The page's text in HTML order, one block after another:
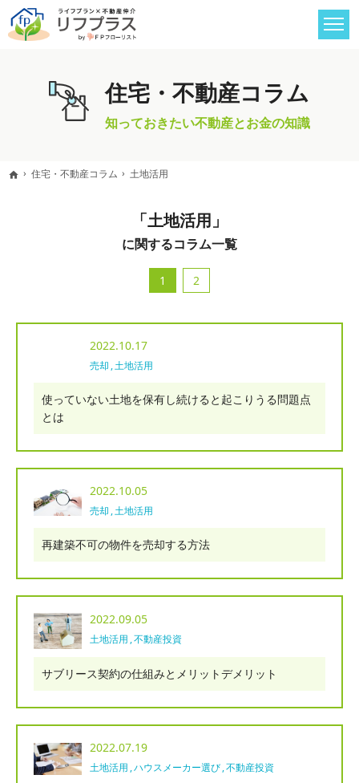
住宅・不動産コラム
知っておきたい不動産とお金の知識
home 住宅・不動産コラム 土地活用
「土地活用」
に関するコラム一覧
1 2
2022.10.17
売却 土地活用
使っていない土地を保有し続けると起こりうる問題点
とは
2022.10.05
売却 土地活用
再建築不可の物件を売却する方法
2022.09.05
土地活用 不動産投資
サブリース契約の仕組みとメリットデメリット
2022.07.19
土地活用 ハウスメーカー選び 不動産投資